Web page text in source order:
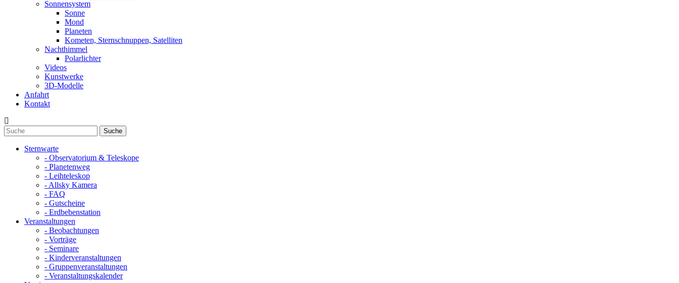
Sonnensystem
Sonne
Mond
Planeten
Kometen, Sternschnuppen, Satelliten
Nachthimmel
Polarlichter
Videos
Kunstwerke
3D-Modelle
Anfahrt
Kontakt
Sternwarte
- Observatorium & Teleskope
- Planetenweg
- Leihteleskop
- Allsky Kamera
- FAQ
- Gutscheine
- Erdbebenstation
Veranstaltungen
- Beobachtungen
- Vorträge
- Seminare
- Kinderveranstaltungen
- Gruppenveranstaltungen
- Veranstaltungskalender